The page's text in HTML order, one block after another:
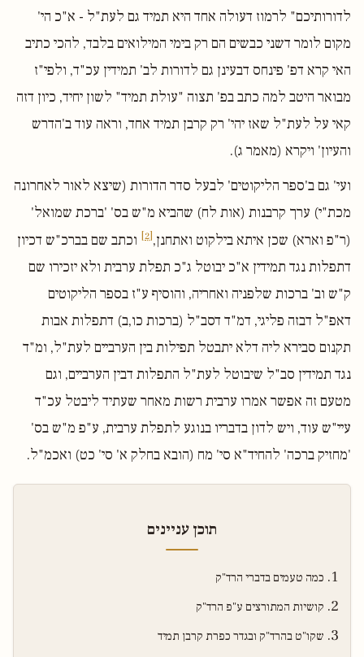
לדורותיכם" לרמוז דעולה אחד היא תמיד גם לעת"ל - א"כ הי'
מקום לומר דשני כבשים הם רק בימי המילואים בלבד, להכי כתיב
האי קרא דפ' פינחס דבעינן גם לדורות לב' תמידין עכ"ד, ולפי"ז
מבואר היטב למה כתב בפ' תצוה "עולת תמיד" לשון יחיד, כיון דזה
קאי על לעת"ל שאז יהי' רק קרבן תמיד אחד, וראה עוד ב'הדרש
והעיון' ויקרא (מאמר ג).
ועי' גם ב'ספר הליקוטים' לבעל סדר הדורות (שיצא לאור לאחרונה
מכת"י) ערך קרבנות (אות לח) שהביא מ"ש בס' 'ברכת שמואל'
(ר"פ וארא) שכן איתא בילקוט ואתחנן,[2]
וכתב שם בברכ"ש דכיון
דתפלות נגד תמידין א"כ יבוטל ג"כ תפלת ערבית ולא יזכירו שם
ק"ש וב' ברכות שלפניה ואחריה, והוסיף ע"ז בספר הליקוטים
דאפ"ל דבזה פליגי, דמ"ד דסב"ל (ברכות כו,ב) דתפלות אבות
תקנום סבירא ליה דלא יתבטל תפילות בין הערביים לעת"ל, ומ"ד
נגד תמידין סב"ל שיבוטל לעת"ל התפלות דבין הערביים, וגם
מטעם זה אפשר אמרו ערבית רשות מאחר שעתיד ליבטל עכ"ד
עיי"ש עוד, ויש לדון בדבריו בנוגע לתפלת ערבית, ע"פ מ"ש בס'
'מחזיק ברכה' להחיד"א סי' מח (הובא בחלק א' סי' כט) ואכמ"ל.
תוכן עניינים
כמה טעמים בדברי הרד"ק
קושיות המתורצים ע"פ הרד"ק
שקו"ט בהרד"ק ובגדר כפרת קרבן תמיד